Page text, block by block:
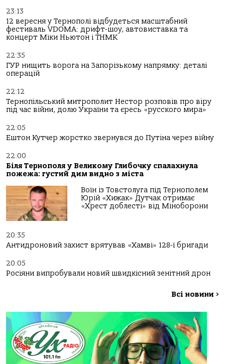
23:13
12 вересня у Тернополі відбудеться масштабний
фестиваль VDOMA: дрифт-шоу, автовиставка та
концерт Міки Ньютон і ТНМК
22:35
ГУР нищить ворога на Запорізькому напрямку: деталі
операцій
22:12
Тернопільський митрополит Нестор розповів про віру
під час війни, долю України та єресь «русского мира»
22:05
Ештон Кутчер жорстко звернувся до Путіна через війну
22:00
Біля Тернополя у Великому Глибочку спалахнула
пожежа: густий дим видно з міста
Воїн із Товстолуга під Тернополем
Юрій «Хижак» Дутчак отримає
«Хрест доблесті» від Міноборони
20:35
Антидроновий захист врятував «Хамві» 128-ї бригади
20:05
Росіяни випробували новий швидкісний зенітний дрон
Всі новини >